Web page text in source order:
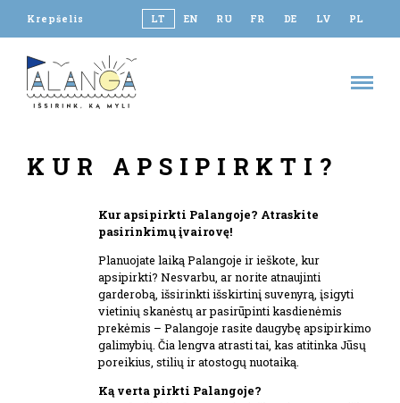
Krepšelis LT EN RU FR DE LV PL
KUR APSIPIRKTI?
Kur apsipirkti Palangoje? Atraskite
pasirinkimų įvairovę!
Planuojate laiką Palangoje ir ieškote, kur
apsipirkti? Nesvarbu, ar norite atnaujinti
garderobą, išsirinkti išskirtinį suvenyrą, įsigyti
vietinių skanėstų ar pasirūpinti kasdienėmis
prekėmis – Palangoje rasite daugybę apsipirkimo
galimybių. Čia lengva atrasti tai, kas atitinka Jūsų
poreikius, stilių ir atostogų nuotaiką.
Ką verta pirkti Palangoje?